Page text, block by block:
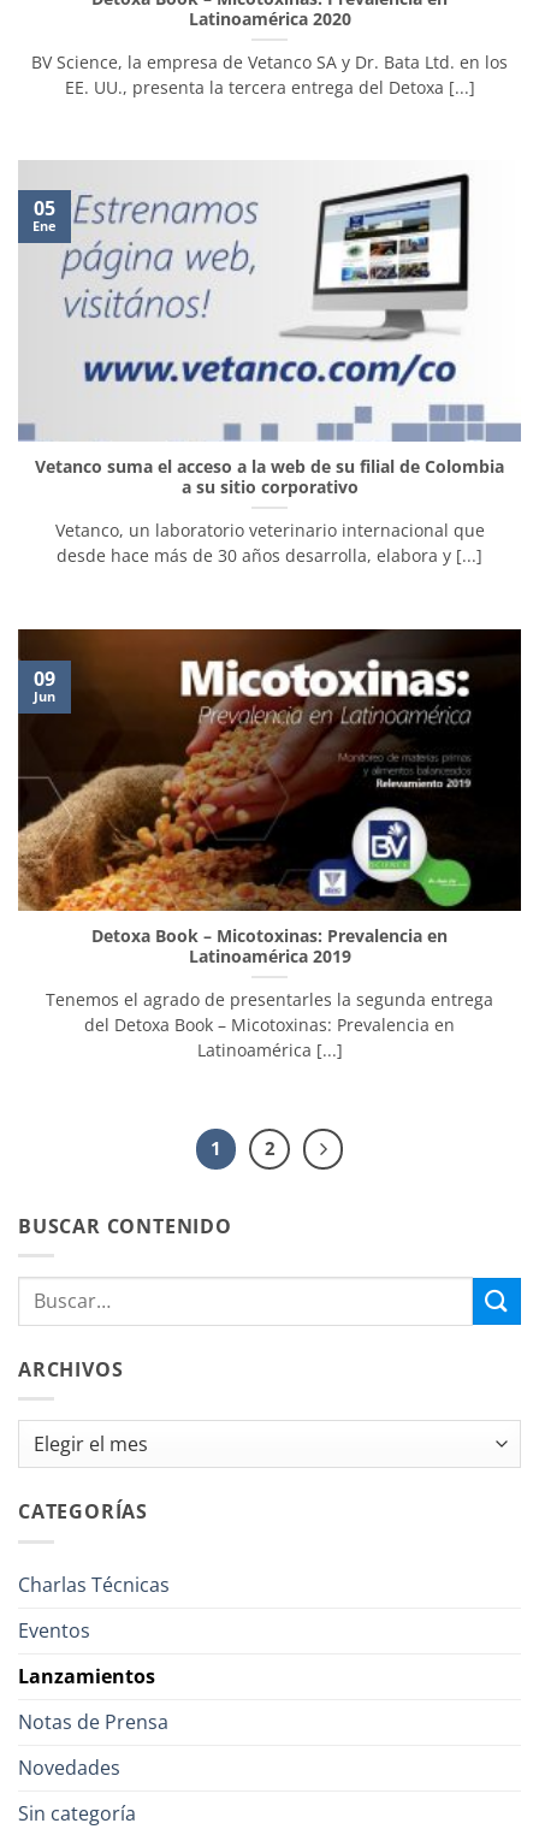
Latinoamérica 2020
BV Science, la empresa de Vetanco SA y Dr. Bata Ltd. en los
EE. UU., presenta la tercera entrega del Detoxa [...]
Vetanco suma el acceso a la web de su filial de Colombia
a su sitio corporativo
Vetanco, un laboratorio veterinario internacional que
desde hace más de 30 años desarrolla, elabora y [...]
05
Ene
Detoxa Book – Micotoxinas: Prevalencia en
Latinoamérica 2019
Tenemos el agrado de presentarles la segunda entrega
del Detoxa Book – Micotoxinas: Prevalencia en
Latinoamérica [...]
09
Jun
1 2
BUSCAR CONTENIDO
ARCHIVOS
Archivos
CATEGORÍAS
Charlas Técnicas
Eventos
Lanzamientos
Notas de Prensa
Novedades
Sin categoría